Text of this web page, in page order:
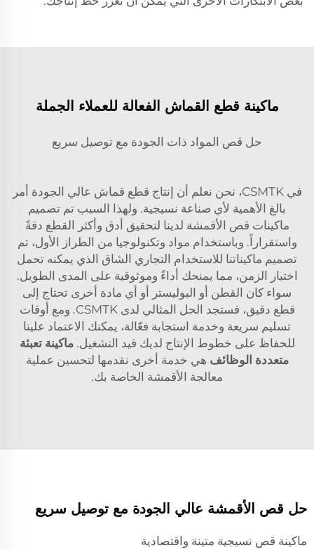
ماكينة قطع القماش الفعالة للعملاء الجملة
حل قص المواد ذات الجودة مع توصيل سريع
في CSMTK، نحن نعلم أن إنتاج قطع قماش عالي الجودة أمر
بالغ الأهمية لأي صناعة نسيجية. ولهذا السبب تم تصميم
ماكينات قص الأقمشة لدينا لتحقيق أدق وأكثر القطع دقةً
واستقراراً. وباستخدام مواد وتكنولوجيا من الطراز الأول، تم
تصميم ماكيناتنا للاستخدام التجاري الشاق الذي يمكنه تحمل
اختبار الزمن، مما يمنحك أداءً وموثوقية على المدى الطويل.
سواء كان القطن أو البوليستر أو أي مادة أخرى تحتاج إلى
قطع دقيق، فستجد الحل المثالي لدى CSMTK. ومع أوقات
تسليم سريعة وخدمة استجابة فعّالة، يمكنك الاعتماد علينا
للحفاظ على خطوط الإنتاج لديك قيد التشغيل.ماكينة تعبئة
متعددة الوظائف هي خدمة أخرى نقدمها لتحسين عملية
معالجة الأقمشة الخاصة بك.
حل قص الأقمشة عالي الجودة مع توصيل سريع
ماكينة قص نسيجية متينة واقتصادية